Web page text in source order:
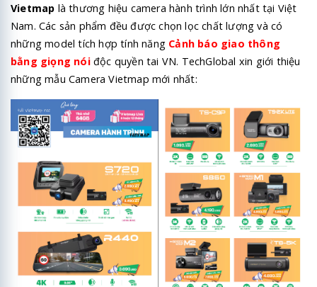
Vietmap là thương hiệu camera hành trình lớn nhất tại Việt
Nam. Các sản phẩm đều được chọn lọc chất lượng và có
những model tích hợp tính năng Cảnh báo giao thông
bằng giọng nóiđộc quyền tai VN. TechGlobal xin giới thiệu
những mẫu Camera Vietmap mới nhất: